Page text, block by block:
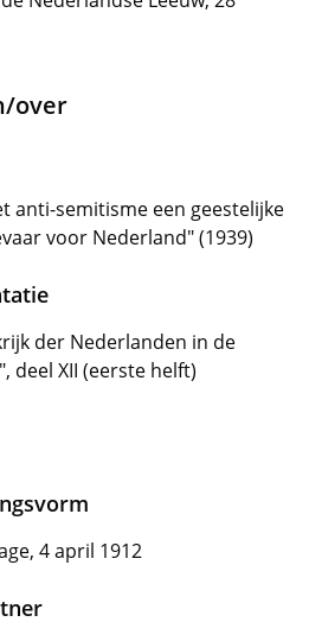
over
anti-semitisme een geestelijke
voor Nederland" (1939)
der Nederlanden in de
deel XII (eerste helft)
4 april 1912